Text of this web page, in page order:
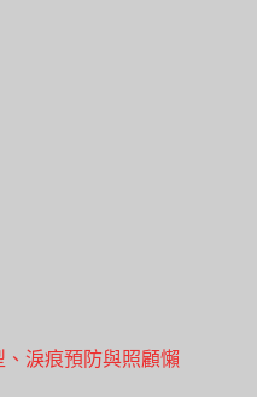
淚痕預防與照顧懶